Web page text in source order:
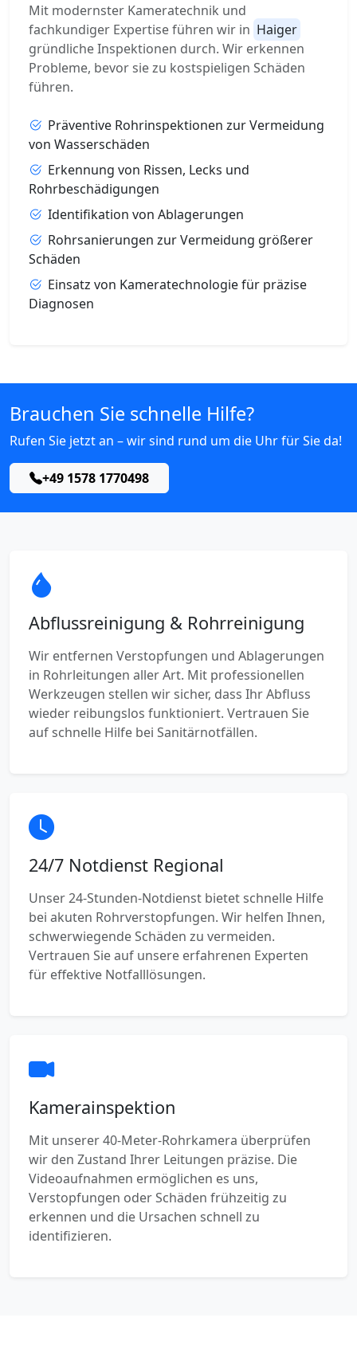
Mit modernster Kameratechnik und
fachkundiger Expertise führen wir in Haiger
gründliche Inspektionen durch. Wir erkennen
Probleme, bevor sie zu kostspieligen Schäden
führen.
Präventive Rohrinspektionen zur Vermeidung
von Wasserschäden
Erkennung von Rissen, Lecks und
Rohrbeschädigungen
Identifikation von Ablagerungen
Rohrsanierungen zur Vermeidung größerer
Schäden
Einsatz von Kameratechnologie für präzise
Diagnosen
Brauchen Sie schnelle Hilfe?
Rufen Sie jetzt an – wir sind rund um die Uhr für Sie da!
+49 1578 1770498
Abflussreinigung & Rohrreinigung
Wir entfernen Verstopfungen und Ablagerungen
in Rohrleitungen aller Art. Mit professionellen
Werkzeugen stellen wir sicher, dass Ihr Abfluss
wieder reibungslos funktioniert. Vertrauen Sie
auf schnelle Hilfe bei Sanitärnotfällen.
24/7 Notdienst Regional
Unser 24-Stunden-Notdienst bietet schnelle Hilfe
bei akuten Rohrverstopfungen. Wir helfen Ihnen,
schwerwiegende Schäden zu vermeiden.
Vertrauen Sie auf unsere erfahrenen Experten
für effektive Notfalllösungen.
Kamerainspektion
Mit unserer 40-Meter-Rohrkamera überprüfen
wir den Zustand Ihrer Leitungen präzise. Die
Videoaufnahmen ermöglichen es uns,
Verstopfungen oder Schäden frühzeitig zu
erkennen und die Ursachen schnell zu
identifizieren.